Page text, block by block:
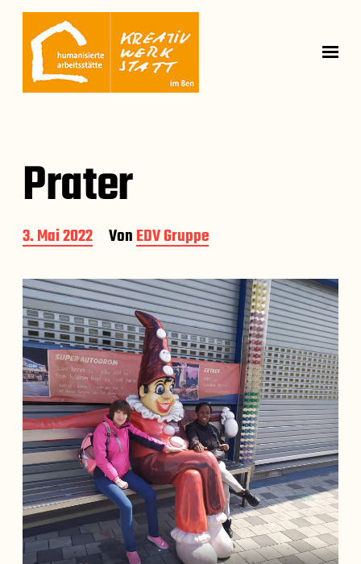
Prater
B
e
t
r
a
g
s
d
a
t
u
m
3. Mai 2022 VonEDV Gruppe